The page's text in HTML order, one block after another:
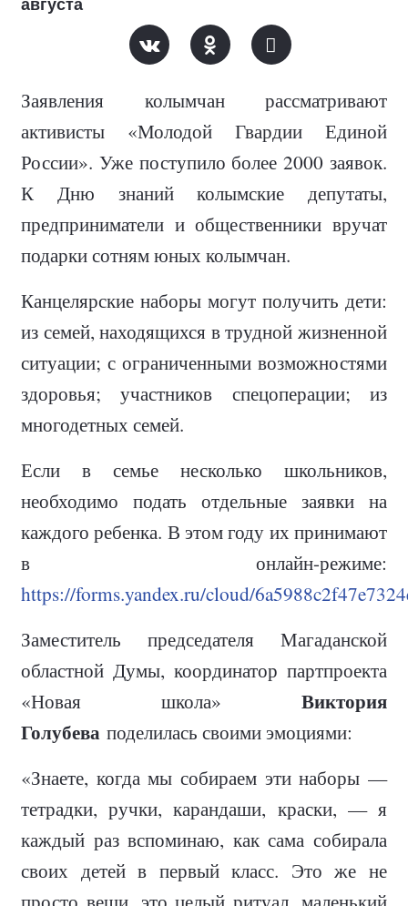
августа
Заявления колымчан рассматривают
активисты «Молодой Гвардии Единой
России». Уже поступило более 2000 заявок.
К Дню знаний колымские депутаты,
предприниматели и общественники вручат
подарки сотням юных колымчан.
Канцелярские наборы могут получить дети:
из семей, находящихся в трудной жизненной
ситуации; с ограниченными возможностями
здоровья; участников спецоперации; из
многодетных семей.
Если в семье несколько школьников,
необходимо подать отдельные заявки на
каждого ребенка. В этом году их принимают
в онлайн-режиме:
https://forms.yandex.ru/cloud/
Заместитель председателя Магаданской
областной Думы, координатор партпроекта
«Новая школа» Виктория
Голубева поделилась своими эмоциями:
«Знаете, когда мы собираем эти наборы —
тетрадки, ручки, карандаши, краски, — я
каждый раз вспоминаю, как сама собирала
своих детей в первый класс. Это же не
просто вещи, это целый ритуал, маленький